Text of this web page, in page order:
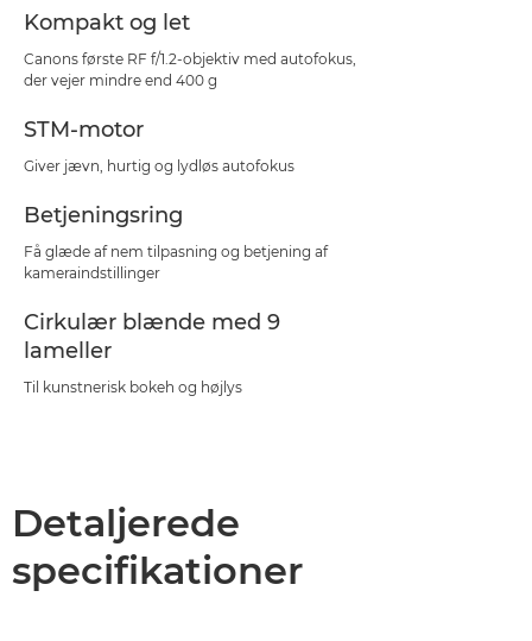
Kompakt og let
Canons første RF f/1.2-objektiv med autofokus,
der vejer mindre end 400 g
STM-motor
Giver jævn, hurtig og lydløs autofokus
Betjeningsring
Få glæde af nem tilpasning og betjening af
kameraindstillinger
Cirkulær blænde med 9
lameller
Til kunstnerisk bokeh og højlys
Detaljerede
specifikationer